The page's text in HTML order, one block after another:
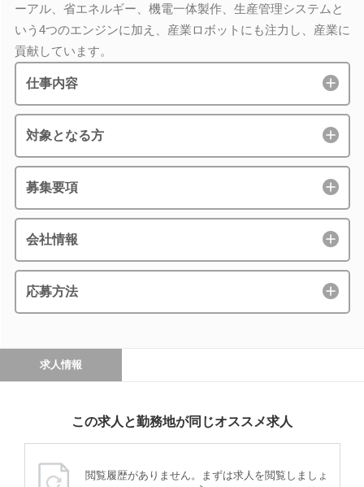
ーアル、省エネルギー、機電一体製作、生産管理システムと
いう4つのエンジンに加え、産業ロボットにも注力し、産業に
貢献しています。
仕事内容
対象となる方
募集要項
会社情報
応募方法
求人情報
この求人と勤務地が同じオススメ求人
閲覧履歴がありません。まずは求人を閲覧しましょ